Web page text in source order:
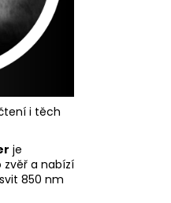
i těch
je
a nabízí
850 nm